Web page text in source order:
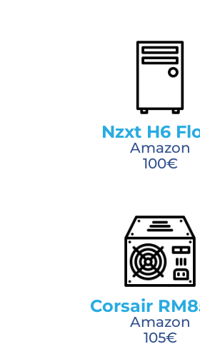
Nzxt H6
Amazon
100€
Corsair
Amazon
105€